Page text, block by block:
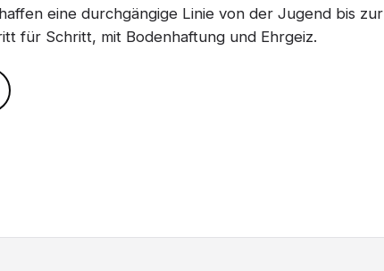
eine durchgängige Linie von der Jugend bis zur
für Schritt, mit Bodenhaftung und Ehrgeiz.